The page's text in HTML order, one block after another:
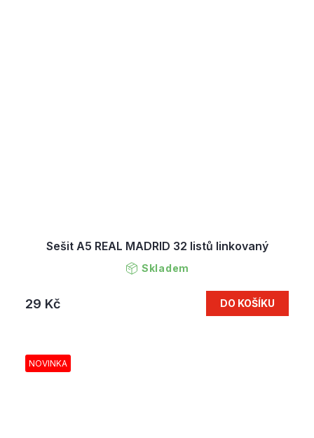
Sešit A5 REAL MADRID 32 listů linkovaný
Skladem
29 Kč DO KOŠÍKU
NOVINKA